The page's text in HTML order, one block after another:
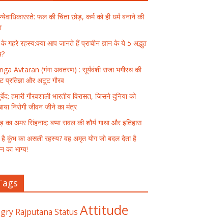
फल की चिंता छोड़, कर्म को ही धर्म बनाने की
के गहरे रहस्य:क्या आप जानते हैं प्राचीन ज्ञान के ये 5 अद्भुत
Avtaran (गंगा अवतरण) : सूर्यवंशी राजा भगीरथ की
प्रतिज्ञा और अटूट गौरव
हमारी गौरवशाली भारतीय विरासत, जिसने दुनिया को
निरोगी जीवन जीने का मंत्र
का अमर सिंहनाद: बप्पा रावल की शौर्य गाथा और इतिहास
है कुंभ का असली रहस्य? वह अमृत योग जो बदल देता है
का भाग्य!
Rajputana Status Attitude